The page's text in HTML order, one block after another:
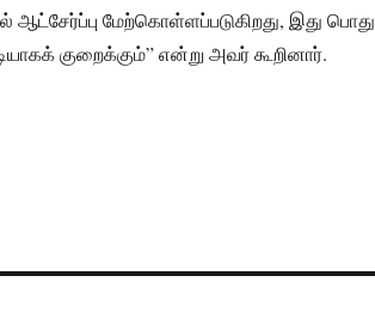
மேற்கொள்ளப்படுகிறது, இது பொது
குறைக்கும்” என்று அவர் கூறினார்.